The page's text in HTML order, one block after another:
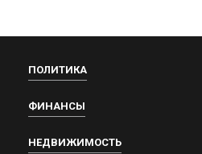
ПОЛИТИКА
ФИНАНСЫ
НЕДВИЖИМОСТЬ